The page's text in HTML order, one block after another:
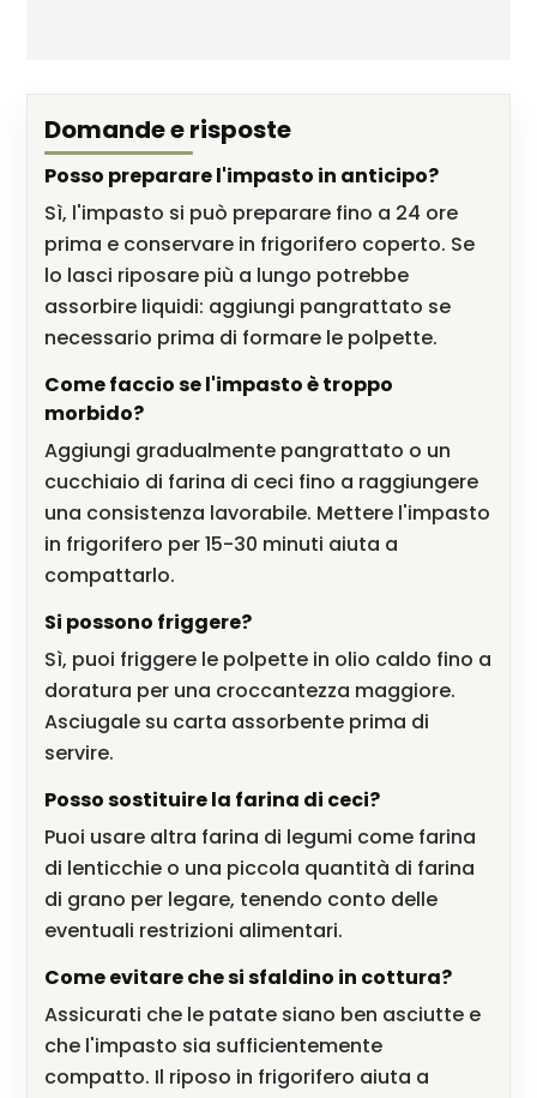
Domande e risposte
Posso preparare l'impasto in anticipo?
Sì, l'impasto si può preparare fino a 24 ore
prima e conservare in frigorifero coperto. Se
lo lasci riposare più a lungo potrebbe
assorbire liquidi: aggiungi pangrattato se
necessario prima di formare le polpette.
Come faccio se l'impasto è troppo
morbido?
Aggiungi gradualmente pangrattato o un
cucchiaio di farina di ceci fino a raggiungere
una consistenza lavorabile. Mettere l'impasto
in frigorifero per 15-30 minuti aiuta a
compattarlo.
Si possono friggere?
Sì, puoi friggere le polpette in olio caldo fino a
doratura per una croccantezza maggiore.
Asciugale su carta assorbente prima di
servire.
Posso sostituire la farina di ceci?
Puoi usare altra farina di legumi come farina
di lenticchie o una piccola quantità di farina
di grano per legare, tenendo conto delle
eventuali restrizioni alimentari.
Come evitare che si sfaldino in cottura?
Assicurati che le patate siano ben asciutte e
che l'impasto sia sufficientemente
compatto. Il riposo in frigorifero aiuta a